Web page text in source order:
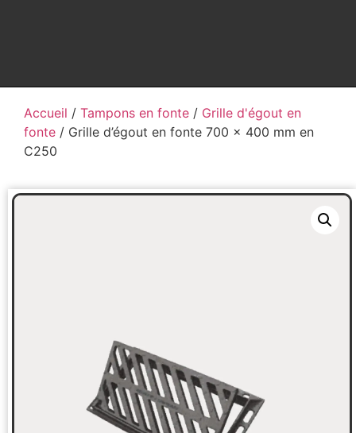
Accueil / Tampons en fonte / Grille d'égout en
fonte / Grille d’égout en fonte 700 x 400 mm en
C250